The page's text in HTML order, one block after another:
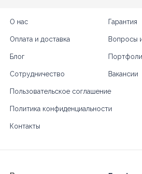
О нас Гарантия
Оплата и доставка Вопросы
Блог
Сотрудничество Вакансии
Пользовательское соглашение
Политика конфиденциальности
Контакты